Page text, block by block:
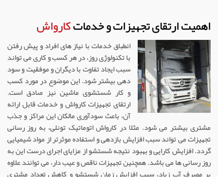
اهمیت ارتقای تجهیزات و خدماتکارواش
انطباق خدمات با نیاز های افراد و پیش رفتن
با تکنولوژی روز، در هر کسب و کاری می تواند
سبب ایجاد تفاوت با دیگران و موفقیت و سود
دهی بیشتر شود. این موضوع در مورد کسب
و کار شستشوی ماشین نیز صادق است.
ارتقای تجهیزات کارواش و خدمات قابل ارائه
آن، باعث سودآوری مالکان این مراکز و جذب
مشتری بیشتر می شود. مثلا در کارواش اتوماتیک تونلی، به روز رسانی
تجهیزات می تواند سبب افزایش بازدهی و استفاده موثرتر از مواد شیمیایی
گردد. افزایش کارایی و بهبود نتیجه شستشو از مزایای اجرای درست این به
روز رسانی ها می باشد. همچنین تجهیزات ناقص و عیب دار، می توانند علاوه
بر مصرف آب زیاد، سبب افزایش زمان شستشو و کاهش تعداد مشتری